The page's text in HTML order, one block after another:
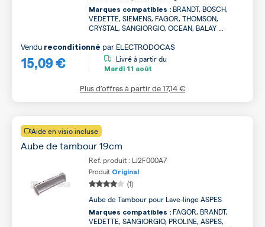
Marques compatibles : BRANDT, BOSCH,
VEDETTE, SIEMENS, FAGOR, THOMSON,
CRYSTAL, SANGIORGIO, OCEAN, BALAY ...
15,09 €
Vendu reconditionné par ELECTRODOCAS
Livré à partir du
Mardi 11 août
Plus d’offres à partir de17,14 €
Aide en visio incluse
Aube de tambour 19cm
Ref. produit : LJ2F000A7
Produit Original
(1)
Aube de Tambour pour Lave-linge ASPES
Marques compatibles : FAGOR, BRANDT,
VEDETTE, SANGIORGIO, PROLINE, ASPES,